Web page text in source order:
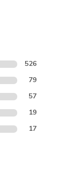
526
79
57
19
17